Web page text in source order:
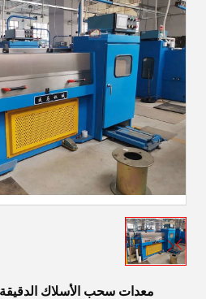
معدات سحب الأسلاك الدقيقة